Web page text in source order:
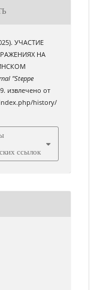
УЧАСТИЕ
НА
"Steppe
извлечено от
history/
ссылок